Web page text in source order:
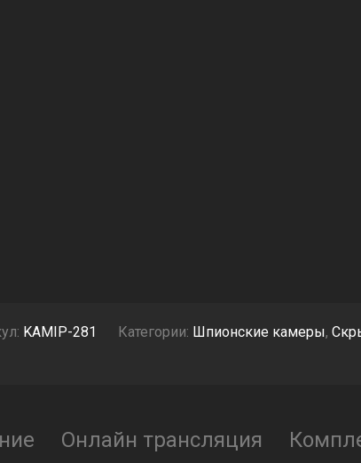
KAMIP-281 Категории: Шпионские камеры,
Онлайн трансляция